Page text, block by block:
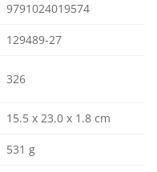
9791024019574
129489-27
326
15.5 x 23.0 x 1.8 cm
531 g